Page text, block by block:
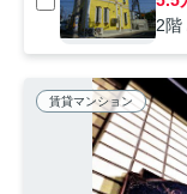
2階
賃貸マンション